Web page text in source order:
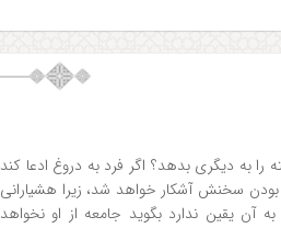
به دیگری بدهد؟ اگر فرد به دروغ ادعا کند
سخنش آشکار خواهد شد، زیرا هشیارانی
آن یقین ندارد بگوید جامعه از او نخواهد